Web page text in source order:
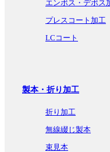
エンボス・デボス
プレスコート加工
LCコート
製本・折り加工
折り加工
無線綴じ製本
束見本